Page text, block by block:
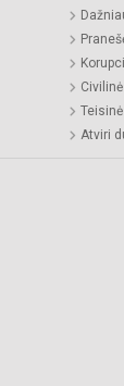
Atviri